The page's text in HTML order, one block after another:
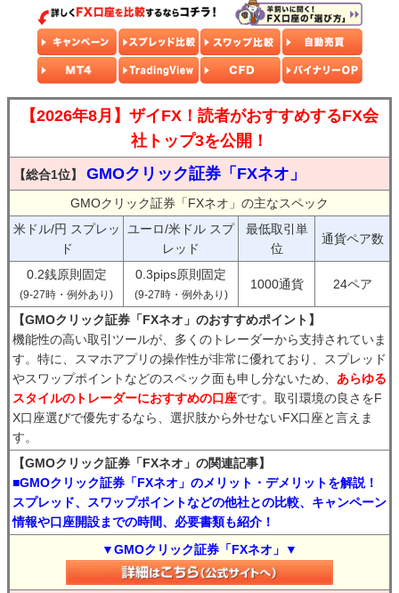
【2026年8月】ザイFX！読者がおすすめするFX会
社トップ3を公開！
【総合1位】 GMOクリック証券「FXネオ」
GMOクリック証券「FXネオ」の主なスペック
米ドル/円 スプレッ
ド
ユーロ/米ドル スプ
レッド
最低取引単
位
通貨ペア数
0.2銭原則固定
(9-27時・例外あり)
0.3pips原則固定
(9-27時・例外あり)
1000通貨 24ペア
【GMOクリック証券「FXネオ」のおすすめポイント】
機能性の高い取引ツールが、多くのトレーダーから支持されていま
す。特に、スマホアプリの操作性が非常に優れており、スプレッド
やスワップポイントなどのスペック面も申し分ないため、 あらゆる
スタイルのトレーダーにおすすめの口座です。取引環境の良さをF
X口座選びで優先するなら、選択肢から外せないFX口座と言えま
す。
【GMOクリック証券「FXネオ」の関連記事】
■GMOクリック証券「FXネオ」のメリット・デメリットを解説！
スプレッド、スワップポイントなどの他社との比較、キャンペーン
情報や口座開設までの時間、必要書類も紹介！
▼GMOクリック証券「FXネオ」▼